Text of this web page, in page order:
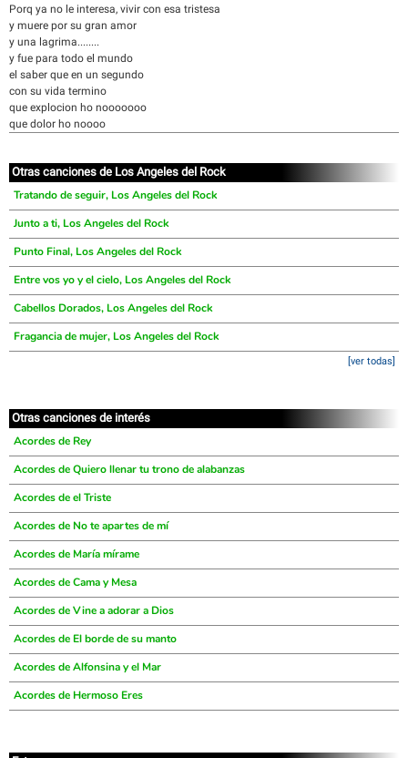
Porq ya no le interesa, vivir con esa tristesa
y muere por su gran amor
y una lagrima........
y fue para todo el mundo
el saber que en un segundo
con su vida termino
que explocion ho nooooooo
que dolor ho noooo
Otras canciones de Los Angeles del Rock
Tratando de seguir, Los Angeles del Rock
Junto a ti, Los Angeles del Rock
Punto Final, Los Angeles del Rock
Entre vos yo y el cielo, Los Angeles del Rock
Cabellos Dorados, Los Angeles del Rock
Fragancia de mujer, Los Angeles del Rock
[ver todas]
Otras canciones de interés
Acordes de Rey
Acordes de Quiero llenar tu trono de alabanzas
Acordes de el Triste
Acordes de No te apartes de mí
Acordes de María mírame
Acordes de Cama y Mesa
Acordes de Vine a adorar a Dios
Acordes de El borde de su manto
Acordes de Alfonsina y el Mar
Acordes de Hermoso Eres